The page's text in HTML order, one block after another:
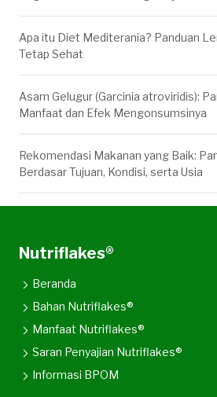
Apa itu Diet Mediterania? Panduan
Tetap Sehat
Asam Gelugur (Garcinia atroviridis):
Manfaat dan Efek Mengonsumsinya
Rekomendasi Makanan yang Baik:
Berdasar Tujuan, Kondisi, serta Usia
Nutriflakes®
Beranda
Bahan Nutriflakes®
Manfaat Nutriflakes®
Saran Penyajian Nutriflakes®
Informasi BPOM